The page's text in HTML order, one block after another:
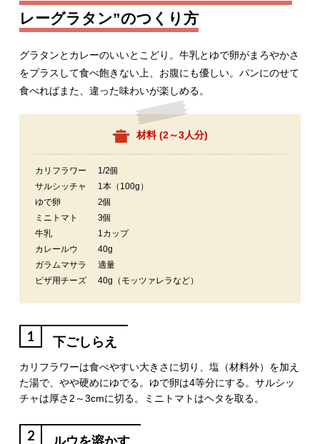
レーグラタン”のつくり方
グラタンとカレーのいいとこどり。牛乳とゆで卵がまろやかさ
をプラスして食べ飽きない上、お腹にも優しい。パンにのせて
食べればまた、違った味わいが楽しめる。
材料 (2～3人分)
カリフラワー
1/2個
サルシッチャ
1本（100g）
ゆで卵
2個
ミニトマト
3個
牛乳
1カップ
カレールウ
40g
ガラムマサラ
適量
ピザ用チーズ
40g（モッツァレラなど）
1 下ごしらえ
カリフラワーは食べやすい大きさに切り、塩（材料外）を加え
た湯で、やや硬めにゆでる。ゆで卵は4等分にする。サルシッ
チャは厚さ2～3cmに切る。ミニトマトはヘタを取る。
2 ルウを溶かす